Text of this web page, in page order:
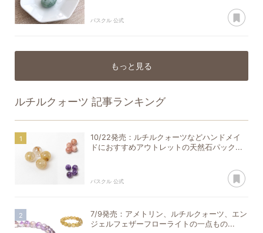
パスクル 公式
もっと見る
ルチルクォーツ 記事ランキング
10/22発売：ルチルクォーツなどハンドメイ
ドにおすすめアウトレットの天然石パック...
パスクル 公式
7/9発売：アメトリン、ルチルクォーツ、エン
ジェルフェザーフローライトの一点もの...